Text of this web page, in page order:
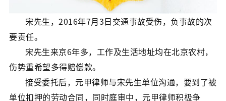
宋先生，2016年7月3日交通事故受伤，负事故的次
要责任。
宋先生来京6年多，工作及生活地址均在北京农村，
伤势重希望多得赔偿款。
接受委托后，元甲律师与宋先生单位沟通，要到了被
单位扣押的劳动合同，同时庭审中，元甲律师积极争